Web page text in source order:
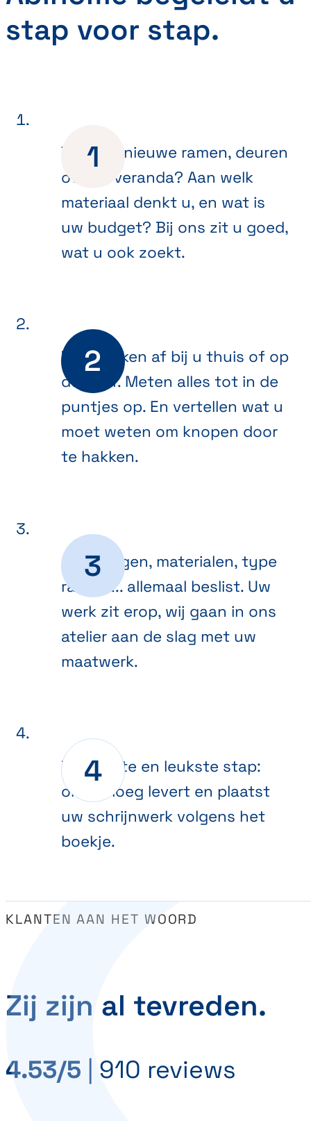
stap voor stap.
Toe aan nieuwe ramen, deuren
of een veranda? Aan welk
materiaal denkt u, en wat is
uw budget? Bij ons zit u goed,
wat u ook zoekt.
We spreken af bij u thuis of op
de werf. Meten alles tot in de
puntjes op. En vertellen wat u
moet weten om knopen door
te hakken.
Afmetingen, materialen, type
ramen ... allemaal beslist. Uw
werk zit erop, wij gaan in ons
atelier aan de slag met uw
maatwerk.
De laatste en leukste stap:
onze ploeg levert en plaatst
uw schrijnwerk volgens het
boekje.
KLANTEN AAN HET WOORD
Zij zijn al tevreden.
4.53/5 910 reviews